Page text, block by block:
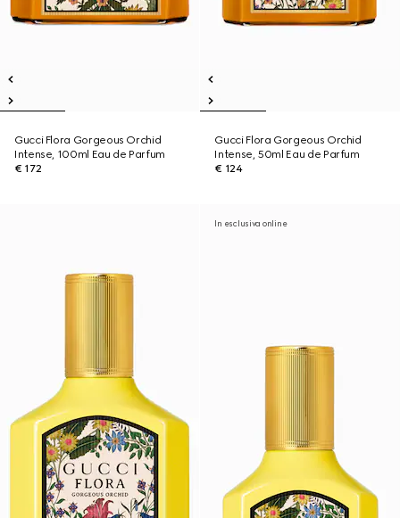
Gucci Flora Gorgeous Orchid
Intense, 100ml Eau de Parfum
€ 172
Gucci Flora Gorgeous Orchid
Intense, 50ml Eau de Parfum
€ 124
In esclusiva online